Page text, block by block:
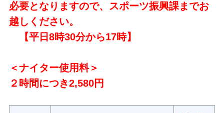
必要となりますので、スポーツ振興課までお
越しください。
【平日8時30分から17時】
＜ナイター使用料＞
２時間につき2,580円